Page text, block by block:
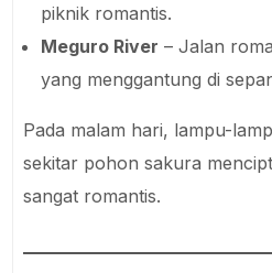
piknik romantis.
Meguro River – Jalan
yang menggantung di
Pada malam hari, lampu-
sekitar pohon sakura
sangat romantis.